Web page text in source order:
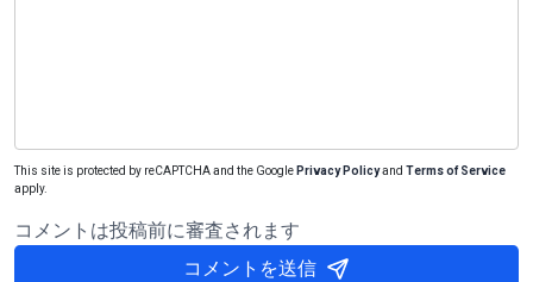
This site is protected by reCAPTCHA and the Google Privacy Policyand Terms of Service
apply.
コメントは投稿前に審査されます
コメントを送信